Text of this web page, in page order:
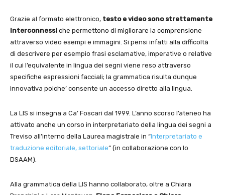
Grazie al formato elettronico, testo e video sono strettamente
interconnessi che permettono di migliorare la comprensione
attraverso video esempi e immagini. Si pensi infatti alla difficoltà
di descrivere per esempio frasi esclamative, imperative o relative
il cui l’equivalente in lingua dei segni viene reso attraverso
specifiche espressioni facciali; la grammatica risulta dunque
innovativa poiche’ consente un accesso diretto alla lingua.
La LIS si insegna a Ca’ Foscari dal 1999. L’anno scorso l’ateneo ha
attivato anche un corso in interpretariato della lingua dei segni a
Treviso all’interno della Laurea magistrale in “Interpretariato e
traduzione editoriale, settoriale” (in collaborazione con lo
DSAAM).
Alla grammatica della LIS hanno collaborato, oltre a Chiara